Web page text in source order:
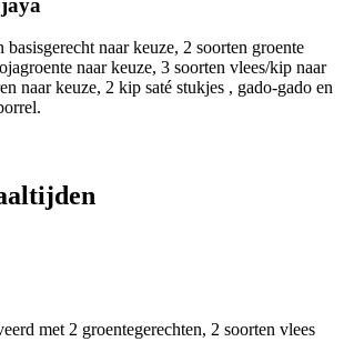
basisgerecht naar keuze, 2 soorten groente
naar keuze, 3 soorten vlees/kip naar
naar keuze, 2 kip saté stukjes , gado-gado en
met 2 groentegerechten, 2 soorten vlees